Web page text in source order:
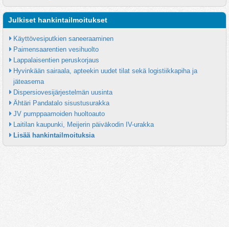
Julkiset hankintailmoitukset
Käyttövesiputkien saneeraaminen
Paimensaarentien vesihuolto
Lappalaisentien peruskorjaus
Hyvinkään sairaala, apteekin uudet tilat sekä logistiikkapiha ja
jäteasema
Dispersiovesijärjestelmän uusinta
Ähtäri Pandatalo sisustusurakka
JV pumppaamoiden huoltoauto
Laitilan kaupunki, Meijerin päiväkodin IV-urakka
Lisää hankintailmoituksia